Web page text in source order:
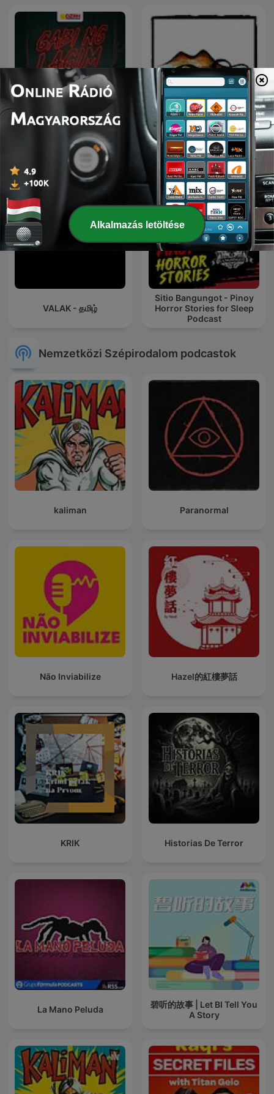
Gabi ng Lagim Napoli e racconti
VALAK - தமிழ்
Sitio Bangungot - Pinoy
Horror Stories for Sleep
Podcast
Nemzetközi Szépirodalom podcastok
kaliman Paranormal
Não Inviabilize Hazel的紅樓夢話
KRIK Historias De Terror
La Mano Peluda
碧听的故事 | Let BI Tell You
A Story
Alkalmazás letöltése